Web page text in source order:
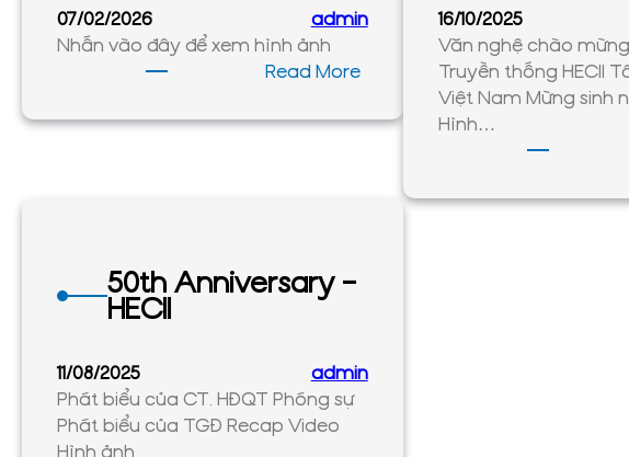
07/02/2026
admin
Nhấn vào đây để xem hình ảnh
Read More:
thường
16/10/2025
Văn nghệ chào
Truyền thống HECII
Việt Nam Mừng sinh
Hình…
50th Anniversary –
HECII
11/08/2025
admin
Phát biểu của CT. HĐQT Phóng sự
Phát biểu của TGĐ Recap Video
Hình ảnh